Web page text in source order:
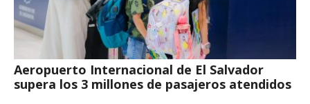
Aeropuerto Internacional de El Salvador
supera los 3 millones de pasajeros atendidos